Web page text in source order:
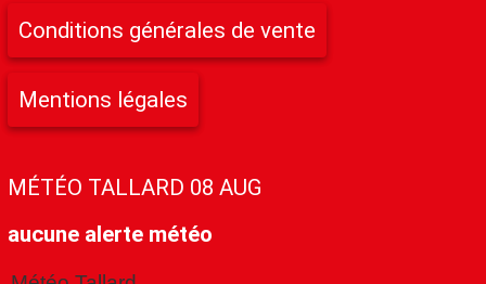
Conditions générales de vente
Mentions légales
MÉTÉO TALLARD 08 AUG
aucune alerte météo